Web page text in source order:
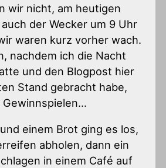
wir nicht, am heutigen
der Wecker um 9 Uhr
waren kurz vorher wach.
nachdem ich die Nacht
und den Blogpost hier
Stand gebracht habe,
einem Brot ging es los,
abholen, dann ein
in einem Café auf